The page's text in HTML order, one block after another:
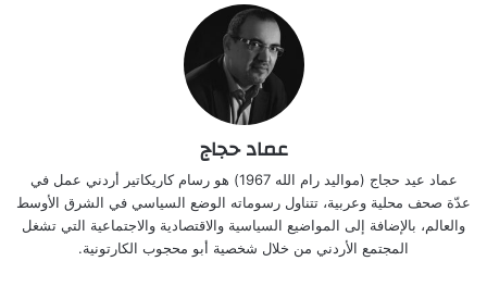
عماد حجاج
عماد عيد حجاج (مواليد رام الله 1967) هو رسام كاريكاتير أردني عمل في
عدّة صحف محلية وعربية، تتناول رسوماته الوضع السياسي في الشرق الأوسط
والعالم، بالإضافة إلى المواضيع السياسية والاقتصادية والاجتماعية التي تشغل
المجتمع الأردني من خلال شخصية أبو محجوب الكارتونية.